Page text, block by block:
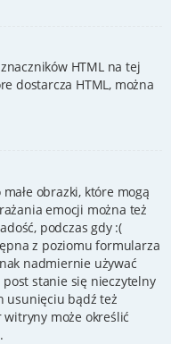
HTML na tej
dostarcza HTML, można
obrazki, które mogą
emocji można też
podczas gdy :(
z poziomu formularza
nadmiernie używać
stanie się nieczytelny
usunięciu bądź też
może określić